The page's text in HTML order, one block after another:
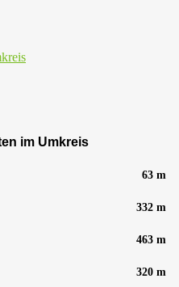
im Umkreis
63 m
332 m
463 m
320 m